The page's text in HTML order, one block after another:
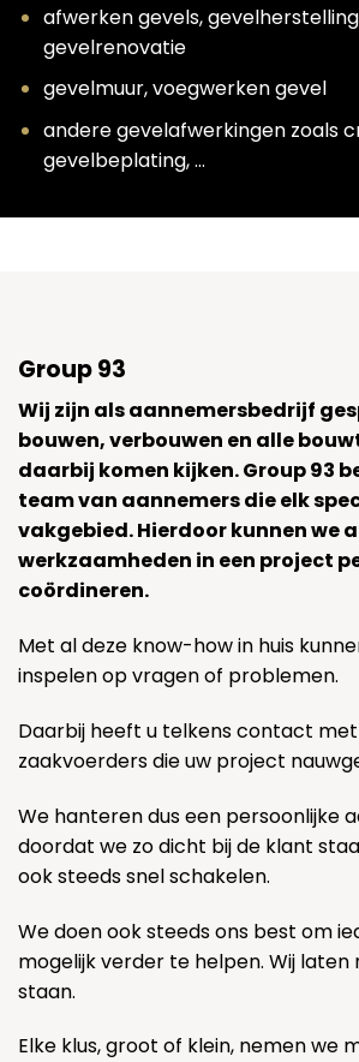
afwerken gevels,
gevelrenovatie
gevelmuur, voegwerken gevel
andere gevelafwerkingen zoals
gevelbeplating, …
Group 93
Wij zijn als aannemersbedrijf
bouwen, verbouwen en alle
daarbij komen kijken. Group 93
team van aannemers die elk
vakgebied. Hierdoor kunnen we
werkzaamheden in een project
coördineren.
Met al deze know-how in huis
inspelen op vragen of problemen.
Daarbij heeft u telkens contact met
zaakvoerders die uw project
We hanteren dus een persoonlijke
doordat we zo dicht bij de klant
ook steeds snel schakelen.
We doen ook steeds ons best om
mogelijk verder te helpen. Wij laten
staan.
Elke klus, groot of klein, nemen we